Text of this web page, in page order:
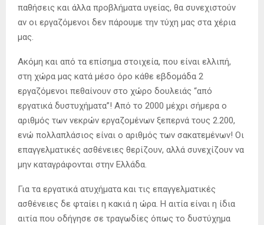
παθήσεις και άλλα προβλήματα υγείας, θα συνεχιστούν
αν οι εργαζόμενοι δεν πάρουμε την τύχη μας στα χέρια
μας.
Ακόμη και από τα επίσημα στοιχεία, που είναι ελλιπή,
στη χώρα μας κατά μέσο όρο κάθε εβδομάδα 2
εργαζόμενοι πεθαίνουν στο χώρο δουλειάς “από
εργατικά δυστυχήματα”! Από το 2000 μέχρι σήμερα ο
αριθμός των νεκρών εργαζομένων ξεπερνά τους 2.200,
ενώ πολλαπλάσιος είναι ο αριθμός των σακατεμένων! Οι
επαγγελματικές ασθένειες θερίζουν, αλλά συνεχίζουν να
μην καταγράφονται στην Ελλάδα.
Για τα εργατικά ατυχήματα και τις επαγγελματικές
ασθένειες δε φταίει η κακιά η ώρα. Η αιτία είναι η ίδια
αιτία που οδήγησε σε τραγωδίες όπως το δυστύχημα